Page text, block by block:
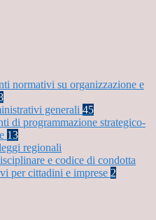
normativi su organizzazione e
generali 45
di programmazione strategico-
13
regionali
e codice di condotta
per cittadini e imprese 2